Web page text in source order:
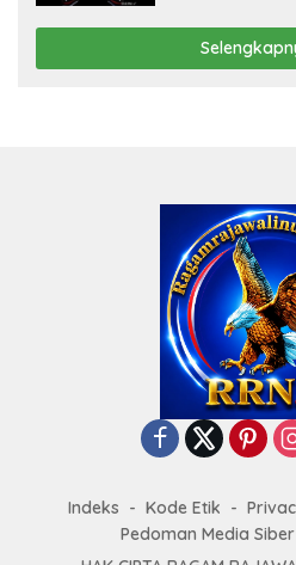
Indeks Kode Etik
Pedoman Media Siber